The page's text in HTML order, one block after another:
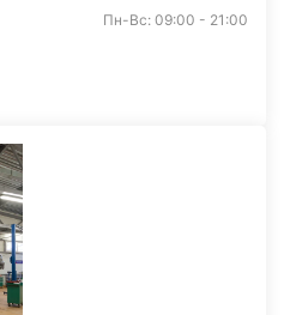
Пн-Вс: 09:00 - 21:00